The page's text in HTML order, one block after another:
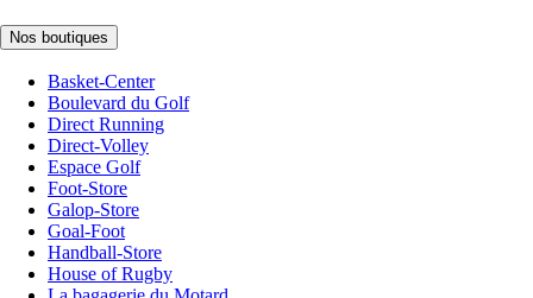
Nos boutiques
Basket-Center
Boulevard du Golf
Direct Running
Direct-Volley
Espace Golf
Foot-Store
Galop-Store
Goal-Foot
Handball-Store
House of Rugby